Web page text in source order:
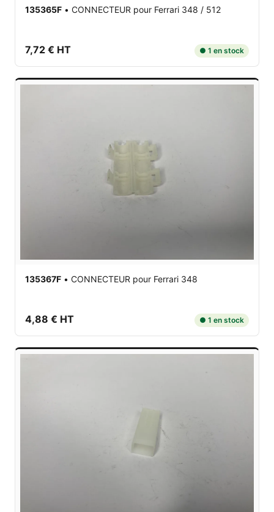
135365F • CONNECTEUR pour Ferrari 348 / 512
7,72 € HT ● 1 en stock
135367F • CONNECTEUR pour Ferrari 348
4,88 € HT ● 1 en stock